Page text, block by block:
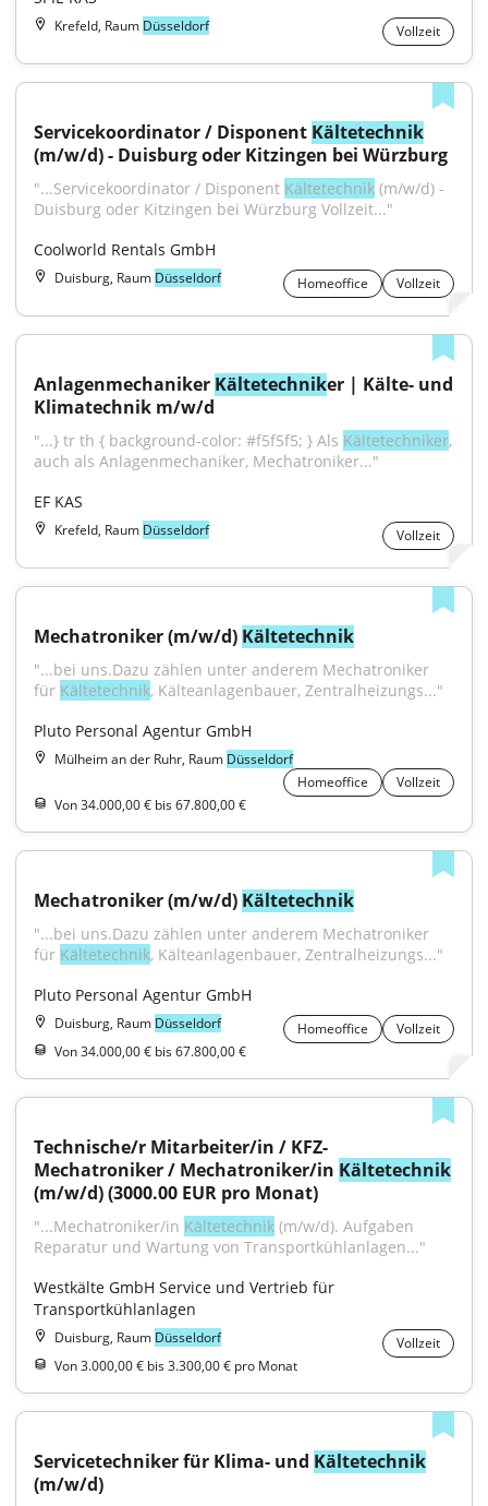
Krefeld, Raum Düsseldorf Vollzeit
Servicekoordinator / Disponent Kältetechnik
(m/w/d) - Duisburg oder Kitzingen bei Würzburg
"...Servicekoordinator / Disponent Kältetechnik (m/w/d) -
Duisburg oder Kitzingen bei Würzburg Vollzeit..."
Coolworld Rentals GmbH
Duisburg, Raum Düsseldorf Homeoffice Vollzeit
Anlagenmechaniker Kältetechniker | Kälte- und
Klimatechnik m/w/d
"...} tr th { background-color: #f5f5f5; } Als Kältetechniker,
auch als Anlagenmechaniker, Mechatroniker..."
EF KAS
Krefeld, Raum Düsseldorf Vollzeit
Mechatroniker (m/w/d) Kältetechnik
"...bei uns.Dazu zählen unter anderem Mechatroniker
für Kältetechnik, Kälteanlagenbauer, Zentralheizungs..."
Pluto Personal Agentur GmbH
Mülheim an der Ruhr, Raum Düsseldorf
Homeoffice
Vollzeit
Von 34.000,00 € bis 67.800,00 €
Mechatroniker (m/w/d) Kältetechnik
"...bei uns.Dazu zählen unter anderem Mechatroniker
für Kältetechnik, Kälteanlagenbauer, Zentralheizungs..."
Pluto Personal Agentur GmbH
Duisburg, Raum Düsseldorf Homeoffice
Vollzeit
Von 34.000,00 € bis 67.800,00 €
Technische/r Mitarbeiter/in / KFZ-
Mechatroniker / Mechatroniker/in Kältetechnik
(m/w/d) (3000.00 EUR pro Monat)
"...Mechatroniker/in Kältetechnik (m/w/d). Aufgaben
Reparatur und Wartung von Transportkühlanlagen..."
Westkälte GmbH Service und Vertrieb für
Transportkühlanlagen
Duisburg, Raum Düsseldorf
Vollzeit
Von 3.000,00 € bis 3.300,00 € pro Monat
Servicetechniker für Klima- und Kältetechnik
(m/w/d)